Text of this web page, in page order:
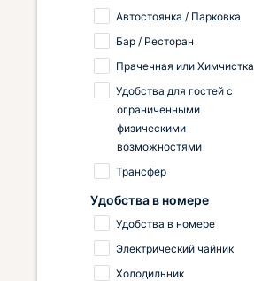
Автостоянка / Парковка
Бар / Ресторан
Прачечная или Химчистка
Удобства для гостей с
ограниченными
физическими
возможностями
Трансфер
Удобства в номере
Удобства в номере
Электрический чайник
Холодильник